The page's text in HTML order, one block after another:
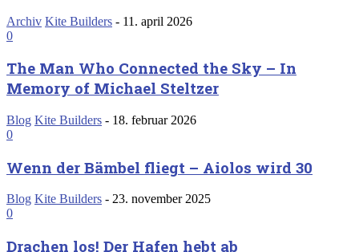
Archiv Kite Builders - 11. april 2026
0
The Man Who Connected the Sky – In
Memory of Michael Steltzer
Blog Kite Builders - 18. februar 2026
0
Wenn der Bämbel fliegt – Aiolos wird 30
Blog Kite Builders - 23. november 2025
0
Drachen los! Der Hafen hebt ab